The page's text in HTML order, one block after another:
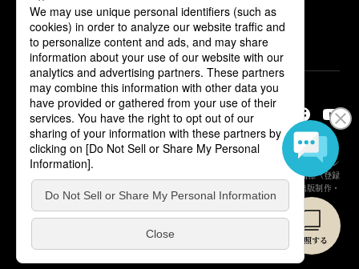
ABJマークは、この電子書店・電子書籍配信サービスが、著作権者からコン
テンツ使用許諾を得た正規版配信サービスであることを示す登録商標（登録
番号 第6091713号）です。詳しくは［ABJマーク］または［電子出版制作・
流通協議会］で検索してください。
© Yuhikaku Publishing Co., Ltd.